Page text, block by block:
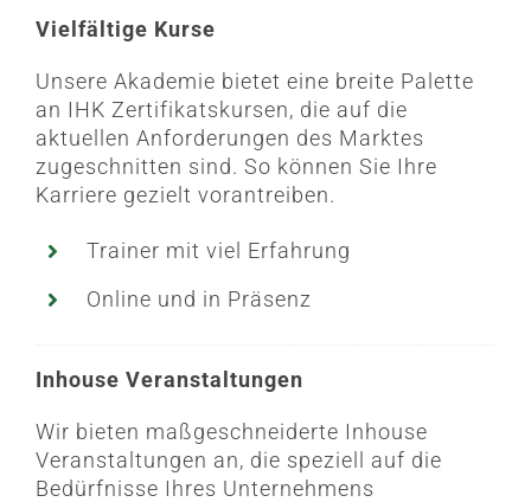
Vielfältige Kurse
Unsere Akademie bietet eine breite Palette
an IHK Zertifikatskursen, die auf die
aktuellen Anforderungen des Marktes
zugeschnitten sind. So können Sie Ihre
Karriere gezielt vorantreiben.
Trainer mit viel Erfahrung
Online und in Präsenz
Inhouse Veranstaltungen
Wir bieten maßgeschneiderte Inhouse
Veranstaltungen an, die speziell auf die
Bedürfnisse Ihres Unternehmens